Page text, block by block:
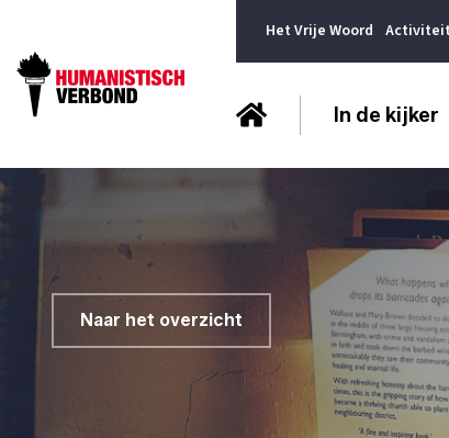
Het Vrije Woord
In de kijker
Naar het overzicht